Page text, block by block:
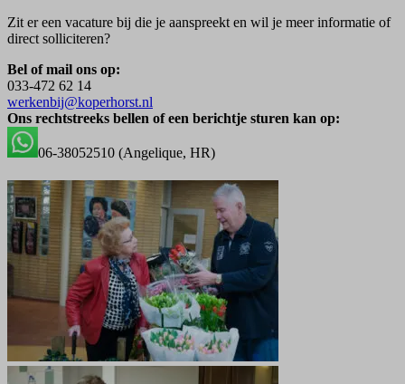
Zit er een vacature bij die je aanspreekt en wil je meer informatie of
direct solliciteren?
Bel of mail ons op:
033-472 62 14
werkenbij@koperhorst.nl
Ons rechtstreeks bellen of een berichtje sturen kan op:
06-38052510 (Angelique, HR)